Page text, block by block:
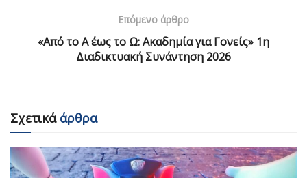
Επόμενο άρθρο
«Από το Α έως το Ω: Ακαδημία για Γονείς» 1η
Διαδικτυακή Συνάντηση 2026
Σχετικάάρθρα